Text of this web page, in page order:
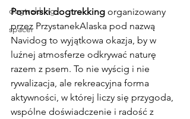
dogtrekking
spacer
Pomorski dogtrekking organizowany
przez PrzystanekAlaska pod nazwą
Navidog to wyjątkowa okazja, by w
luźnej atmosferze odkrywać naturę
razem z psem. To nie wyścig i nie
rywalizacja, ale rekreacyjna forma
aktywności, w której liczy się przygoda,
wspólne doświadczenie i radość z